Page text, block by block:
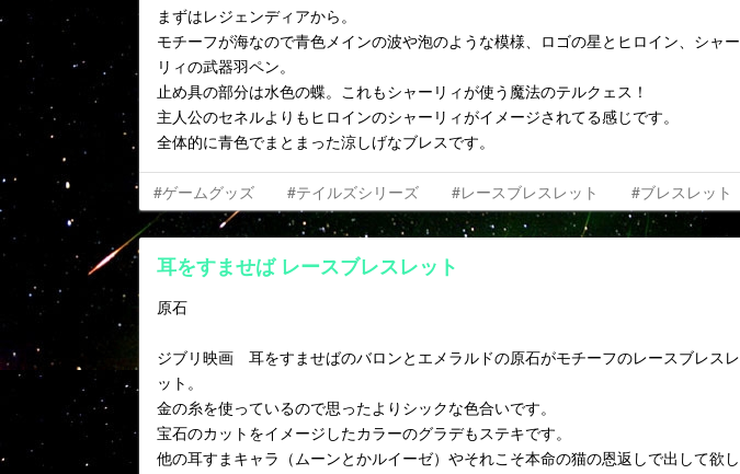
まずはレジェンディアから。
モチーフが海なので青色メインの波や泡のような模様、ロゴの星とヒロイン、シャー
リィの武器羽ペン。
止め具の部分は水色の蝶。これもシャーリィが使う魔法のテルクェス！
主人公のセネルよりもヒロインのシャーリィがイメージされてる感じです。
全体的に青色でまとまった涼しげなブレスです。
#ゲームグッズ #テイルズシリーズ #レースブレスレット #ブレスレット
耳をすませば レースブレスレット
原石
ジブリ映画 耳をすませばのバロンとエメラルドの原石がモチーフのレースブレスレ
ット。
金の糸を使っているので思ったよりシックな色合いです。
宝石のカットをイメージしたカラーのグラデもステキです。
他の耳すまキャラ（ムーンとかルイーゼ）やそれこそ本命の猫の恩返しで出して欲し